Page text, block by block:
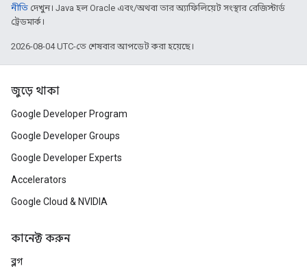
নীতি দেখুন। Java হল Oracle এবং/অথবা তার অ্যাফিলিয়েট সংস্থার রেজিস্টার্ড
ট্রেডমার্ক।
2026-08-04 UTC-তে শেষবার আপডেট করা হয়েছে।
জুড়ে থাকা
Google Developer Program
Google Developer Groups
Google Developer Experts
Accelerators
Google Cloud & NVIDIA
কানেক্ট করুন
ব্লগ